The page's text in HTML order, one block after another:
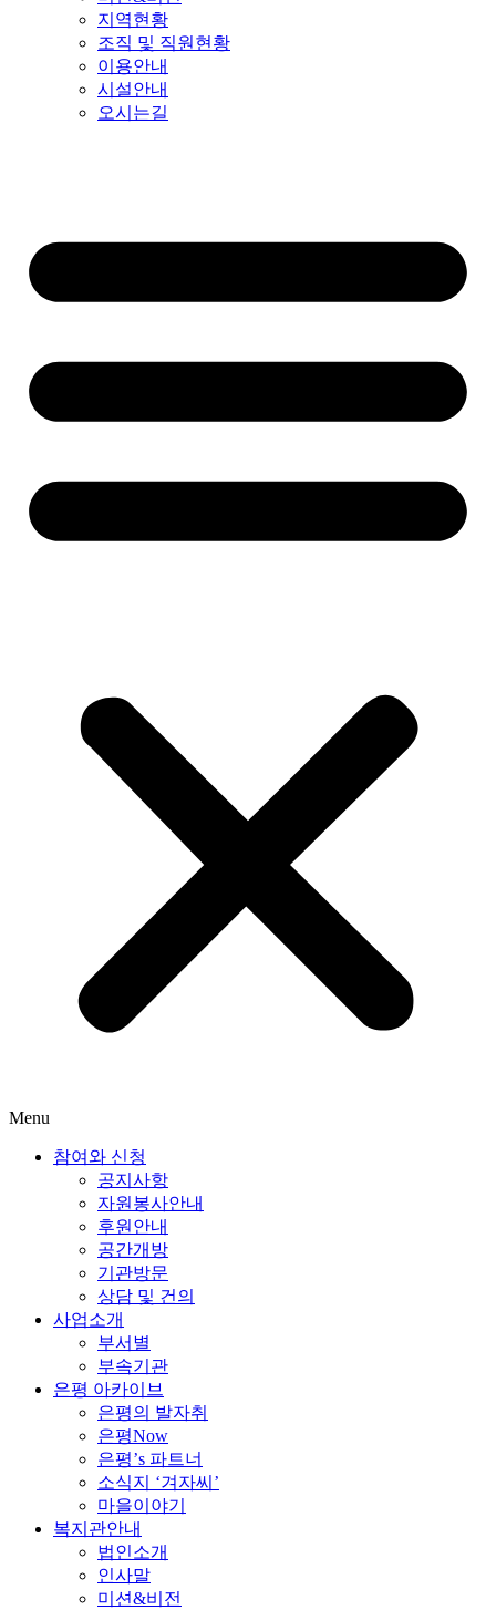
지역현황
조직 및 직원현황
이용안내
시설안내
오시는길
Menu
참여와 신청
공지사항
자원봉사안내
후원안내
공간개방
기관방문
상담 및 건의
사업소개
부서별
부속기관
은평 아카이브
은평의 발자취
은평Now
은평’s 파트너
소식지 ‘겨자씨’
마을이야기
복지관안내
법인소개
인사말
미션&비전